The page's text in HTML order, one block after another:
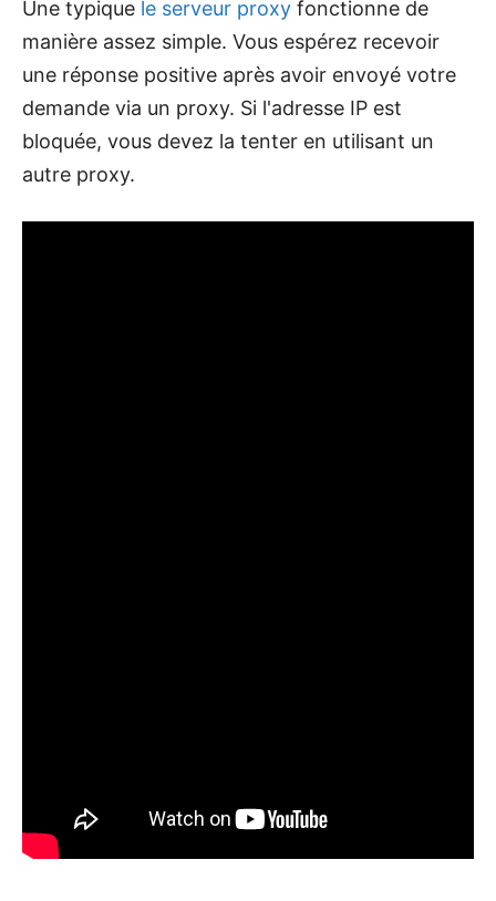
Une typique le serveur proxy fonctionne de
manière assez simple. Vous espérez recevoir
une réponse positive après avoir envoyé votre
demande via un proxy. Si l'adresse IP est
bloquée, vous devez la tenter en utilisant un
autre proxy.